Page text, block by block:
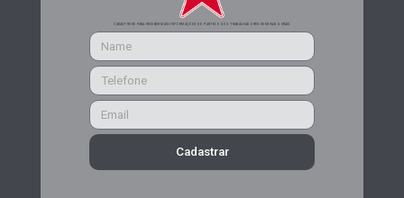
CADASTRE-SE PARA RECEBER MAIS INFORMAÇÕES DO PARTIDO DOS TRABALHADORES DE MINAS GERAIS
Cadastrar